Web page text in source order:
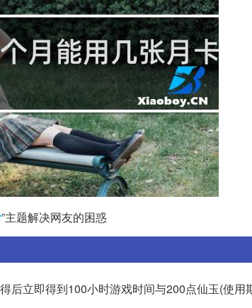
”主题解决网友的困惑
后立即得到100小时游戏时间与200点仙玉(使